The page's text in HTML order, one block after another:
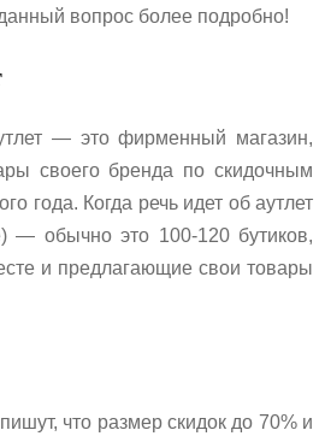
вопрос более подробно!
— это фирменный магазин,
своего бренда по скидочным
года. Когда речь идет об аутлет
— обычно это 100-120 бутиков,
и предлагающие свои товары
что размер скидок до 70% и